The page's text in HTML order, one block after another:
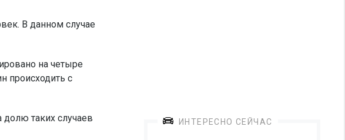
В данном случае
на четыре
происходить с
долю таких случаев
ИНТЕРЕСНО СЕЙЧАС